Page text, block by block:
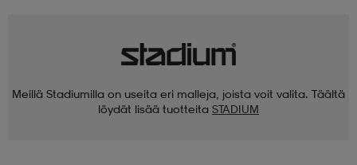
Meillä Stadiumilla on useita eri malleja, joista voit valita. Täältä
löydät lisää tuotteita STADIUM